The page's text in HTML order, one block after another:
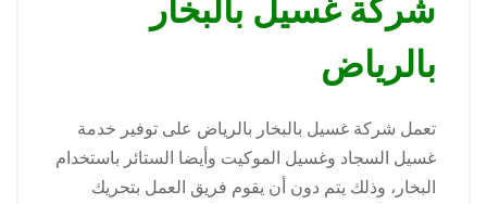
شركة غسيل بالبخار
بالرياض
تعمل شركة غسيل بالبخار بالرياض على توفير خدمة
غسيل السجاد وغسيل الموكيت وأيضا الستائر باستخدام
البخار، وذلك يتم دون أن يقوم فريق العمل بتحريك